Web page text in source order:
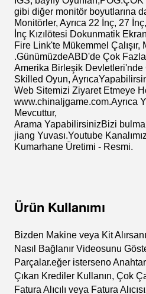
Monitörlerimiz VGA-USB-
gibi diğer monitör boyutlarına
Monitörler, Ayrıca 22 İnç, 27
İnç Kızılötesi Dokunmatik
Fire Link'te Mükemmel Çalışır,
.Günümüzde
ABD'de Çok